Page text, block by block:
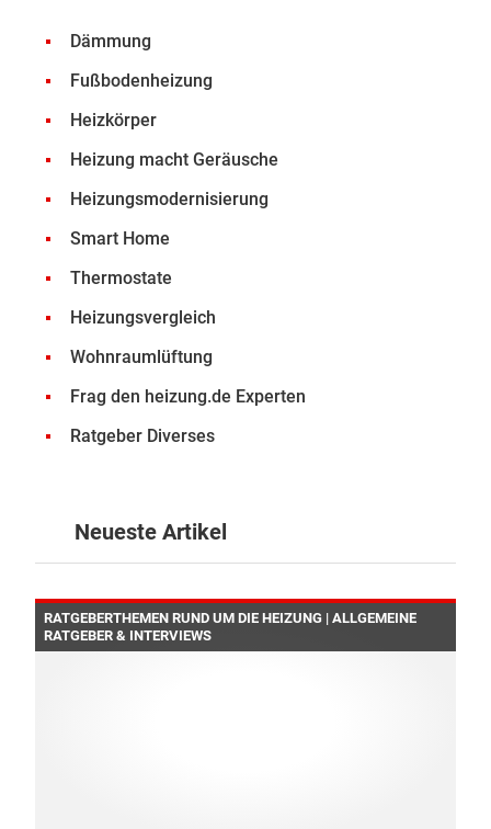
Dämmung
Fußbodenheizung
Heizkörper
Heizung macht Geräusche
Heizungsmodernisierung
Smart Home
Thermostate
Heizungsvergleich
Wohnraumlüftung
Frag den heizung.de Experten
Ratgeber Diverses
Neueste Artikel
RATGEBERTHEMEN RUND UM DIE HEIZUNG | ALLGEMEINE
RATGEBER & INTERVIEWS